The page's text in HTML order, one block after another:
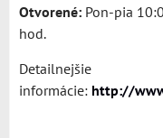
Otvorené: Pon-pia
hod.
Detailnejšie
informácie: http://